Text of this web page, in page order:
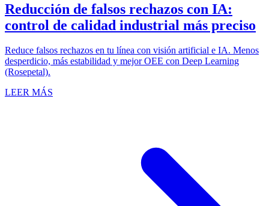
Reducción de falsos rechazos con IA:
control de calidad industrial más preciso
Reduce falsos rechazos en tu línea con visión artificial e IA. Menos
desperdicio, más estabilidad y mejor OEE con Deep Learning
(Rosepetal).
LEER MÁS